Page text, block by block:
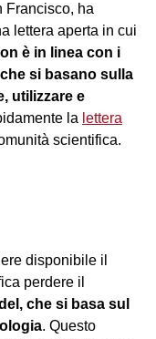
Francisco, ha
lettera aperta in cui
è in linea con i
si basano sulla
utilizzare e
la lettera
scientifica.
disponibile il
perdere il
che si basa sul
. Questo